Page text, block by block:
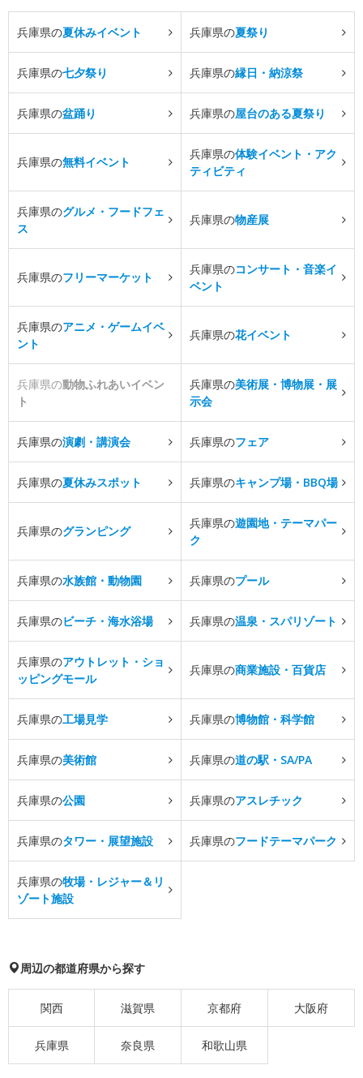
兵庫県の夏休みイベント 兵庫県の夏祭り
兵庫県の七夕祭り 兵庫県の縁日・納涼祭
兵庫県の盆踊り 兵庫県の屋台のある夏祭り
兵庫県の無料イベント
兵庫県の体験イベント・アク
ティビティ
兵庫県のグルメ・フードフェ
ス
兵庫県の物産展
兵庫県のフリーマーケット
兵庫県のコンサート・音楽イ
ベント
兵庫県のアニメ・ゲームイベ
ント
兵庫県の花イベント
兵庫県の動物ふれあいイベン
ト
兵庫県の美術展・博物展・展
示会
兵庫県の演劇・講演会 兵庫県のフェア
兵庫県の夏休みスポット 兵庫県のキャンプ場・BBQ場
兵庫県のグランピング
兵庫県の遊園地・テーマパー
ク
兵庫県の水族館・動物園 兵庫県のプール
兵庫県のビーチ・海水浴場 兵庫県の温泉・スパリゾート
兵庫県のアウトレット・ショ
ッピングモール
兵庫県の商業施設・百貨店
兵庫県の工場見学 兵庫県の博物館・科学館
兵庫県の美術館 兵庫県の道の駅・SA/PA
兵庫県の公園 兵庫県のアスレチック
兵庫県のタワー・展望施設 兵庫県のフードテーマパーク
兵庫県の牧場・レジャー＆リ
ゾート施設
周辺の都道府県から探す
関西 滋賀県 京都府 大阪府
兵庫県 奈良県 和歌山県